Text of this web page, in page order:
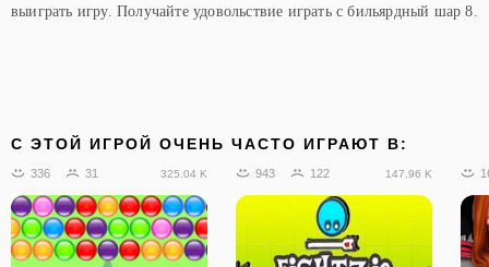
выиграть игру. Получайте удовольствие играть с бильярдный шар 8.
C ЭТОЙ ИГРОЙ ОЧЕНЬ ЧАСТО ИГРАЮТ В:
336 31 325.04 K 943 122 147.96 K